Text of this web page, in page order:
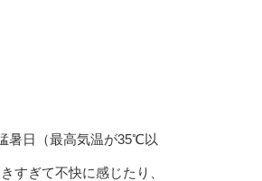
暑日（最高気温が35℃以
すぎて不快に感じたり、